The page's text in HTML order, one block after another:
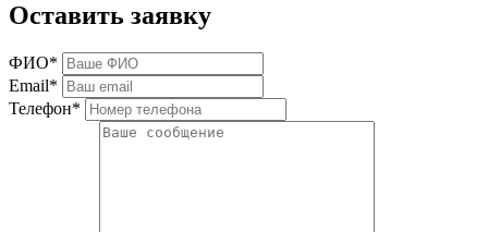
Оставить заявку
ФИО*
Email*
Телефон*